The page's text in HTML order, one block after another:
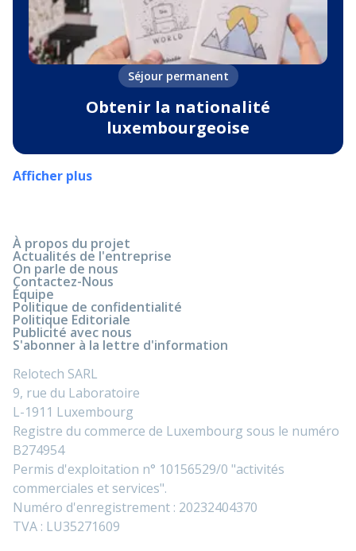
Séjour permanent
Obtenir la nationalité
luxembourgeoise
Afficher plus
À propos du projet
Actualités de l'entreprise
On parle de nous
Contactez-Nous
Équipe
Politique de confidentialité
Politique Editoriale
Publicité avec nous
S'abonner à la lettre d'information
Relotech SARL
9, rue du Laboratoire
L-1911 Luxembourg
Registre du commerce de Luxembourg sous le numéro
B274954
Permis d'exploitation n° 10156529/0 "activités
commerciales et services".
Numéro d'enregistrement : 20232404370
TVA : LU35271609